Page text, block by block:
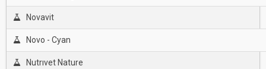
Novavit
Novo - Cyan
Nutrıvet Nature